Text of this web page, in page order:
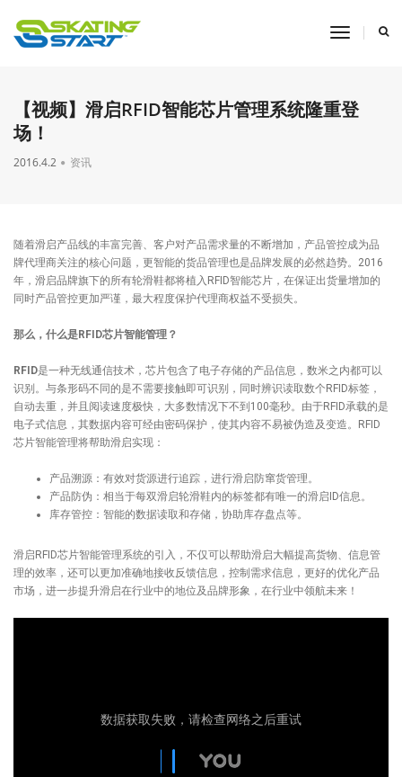
toggle
【视频】滑启RFID智能芯片管理系统隆重登
场！
2016.4.2 资讯
随着滑启产品线的丰富完善、客户对产品需求量的不断增加，产品管控成为品
牌代理商关注的核心问题，更智能的货品管理也是品牌发展的必然趋势。2016
年，滑启品牌旗下的所有轮滑鞋都将植入RFID智能芯片，在保证出货量增加的
同时产品管控更加严谨，最大程度保护代理商权益不受损失。
那么，什么是RFID芯片智能管理？
RFID是一种无线通信技术，芯片包含了电子存储的产品信息，数米之内都可以
识别。与条形码不同的是不需要接触即可识别，同时辨识读取数个RFID标签，
自动去重，并且阅读速度极快，大多数情况下不到100毫秒。由于RFID承载的是
电子式信息，其数据内容可经由密码保护，使其内容不易被伪造及变造。RFID
芯片智能管理将帮助滑启实现：
产品溯源：有效对货源进行追踪，进行滑启防窜货管理。
产品防伪：相当于每双滑启轮滑鞋内的标签都有唯一的滑启ID信息。
库存管控：智能的数据读取和存储，协助库存盘点等。
滑启RFID芯片智能管理系统的引入，不仅可以帮助滑启大幅提高货物、信息管
理的效率，还可以更加准确地接收反馈信息，控制需求信息，更好的优化产品
市场，进一步提升滑启在行业中的地位及品牌形象，在行业中领航未来！